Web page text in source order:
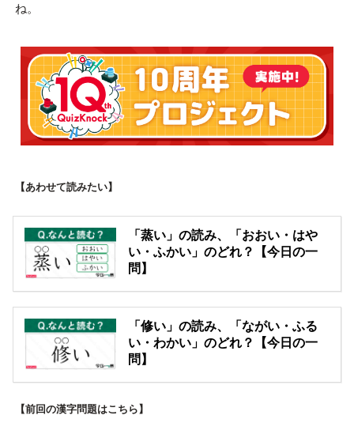
ね。
【あわせて読みたい】
「蒸い」の読み、「おおい・はや
い・ふかい」のどれ？【今日の一
問】
「修い」の読み、「ながい・ふる
い・わかい」のどれ？【今日の一
問】
【前回の漢字問題はこちら】